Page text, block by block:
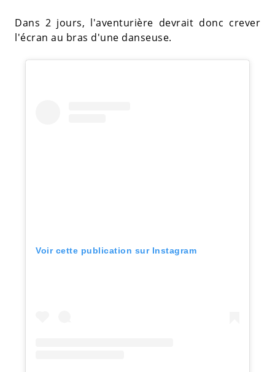
Dans 2 jours, l'aventurière devrait donc crever
l'écran au bras d'une danseuse.
Voir cette publication sur Instagram